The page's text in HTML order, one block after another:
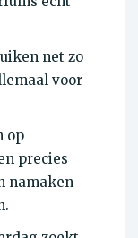
net zo
voor
op
precies
namaken